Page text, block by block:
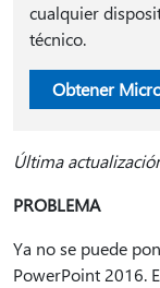
cualquier
técnico.
Obtener
Última
PROBLEMA
Ya no se puede
PowerPoint 2016.